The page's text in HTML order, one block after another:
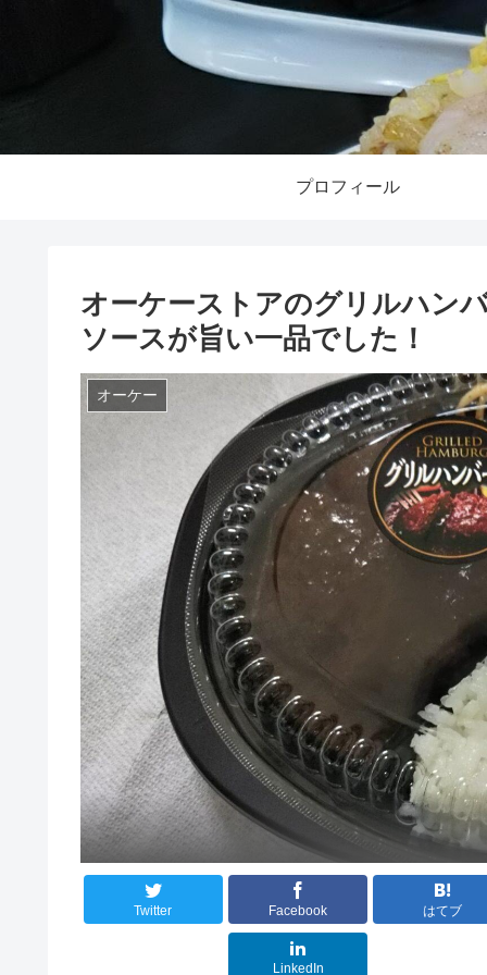
プロフィール
オーケーストアのグリルハン
ソースが旨い一品でした！
オーケー
Twitter Facebook はてブ
LinkedIn